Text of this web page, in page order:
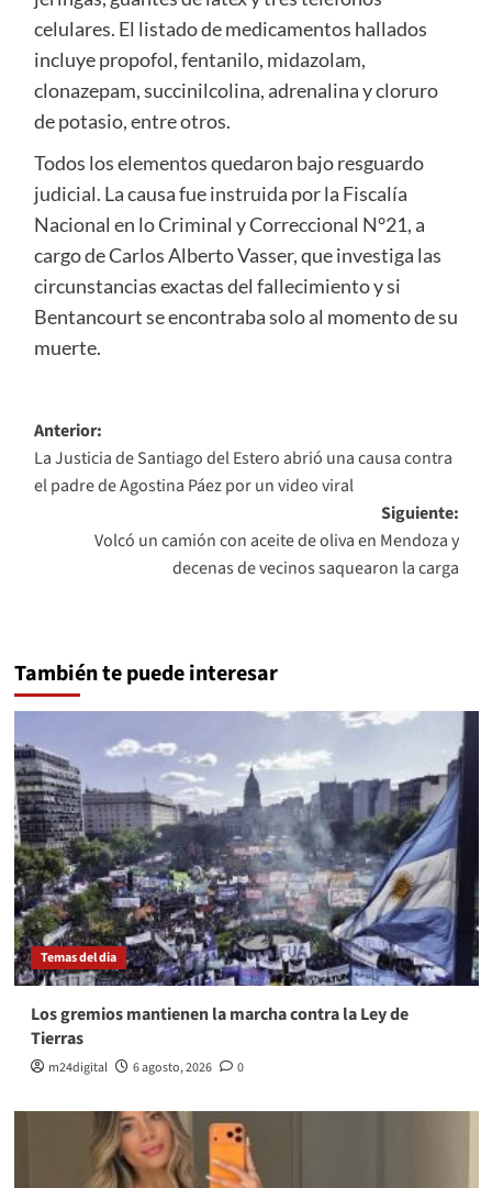
celulares. El listado de medicamentos hallados
incluye propofol, fentanilo, midazolam,
clonazepam, succinilcolina, adrenalina y cloruro
de potasio, entre otros.
Todos los elementos quedaron bajo resguardo
judicial. La causa fue instruida por la Fiscalía
Nacional en lo Criminal y Correccional N°21, a
cargo de Carlos Alberto Vasser, que investiga las
circunstancias exactas del fallecimiento y si
Bentancourt se encontraba solo al momento de su
muerte.
Navegación
de
entradas
Anterior:
La Justicia de Santiago del Estero abrió una causa contra
el padre de Agostina Páez por un video viral
Siguiente:
Volcó un camión con aceite de oliva en Mendoza y
decenas de vecinos saquearon la carga
También te puede interesar
Temas del dia
Los gremios mantienen la marcha contra la Ley de
Tierras
m24digital 6 agosto, 2026 0